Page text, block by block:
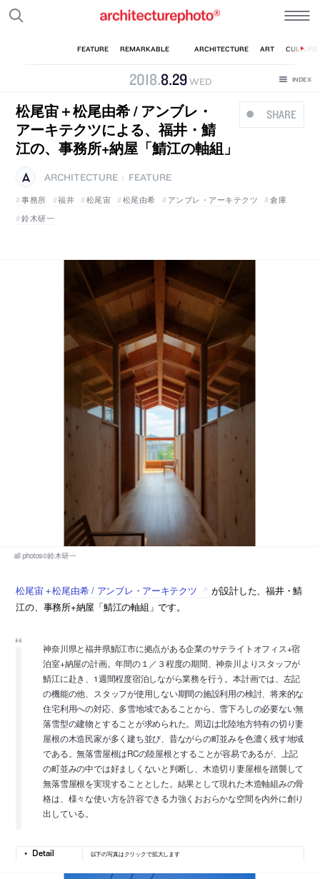
2018.8.29WED
SHARE
松尾宙＋松尾由希 / アンブレ・
アーキテクツによる、福井・鯖
江の、事務所+納屋「鯖江の軸組」
ARCHITECTURE
FEATURE
事務所
福井 松尾宙 松尾由希 アンブレ・アーキテクツ
倉庫
鈴木研一
松尾宙＋松尾由希 / アンブレ・アーキテクツ
が設計した、福井・鯖
江の、事務所+納屋「鯖江の軸組」です。
神奈川県と福井県鯖江市に拠点がある企業のサテライトオフィス+宿
泊室+納屋の計画。年間の１／３程度の期間、神奈川よりスタッフが
鯖江に赴き、1週間程度宿泊しながら業務を行う。本計画では、左記
の機能の他、スタッフが使用しない期間の施設利用の検討、将来的な
住宅利用への対応、多雪地域であることから、雪下ろしの必要ない無
落雪型の建物とすることが求められた。周辺は北陸地方特有の切り妻
屋根の木造民家が多く建ち並び、昔ながらの町並みを色濃く残す地域
である。無落雪屋根はRCの陸屋根とすることが容易であるが、上記
の町並みの中では好ましくないと判断し、木造切り妻屋根を踏襲して
無落雪屋根を実現することとした。結果として現れた木造軸組みの骨
格は、様々な使い方を許容できる力強くおおらかな空間を内外に創り
出している。
以下の写真はクリックで拡大します